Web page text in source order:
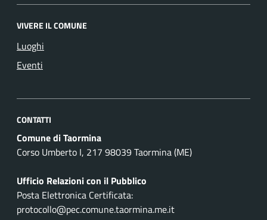
VIVERE IL COMUNE
Luoghi
Eventi
CONTATTI
Comune di Taormina
Corso Umberto I, 217 98039 Taormina (ME)
Ufficio Relazioni con il Pubblico
Posta Elettronica Certificata:
protocollo@pec.comune.taormina.me.it